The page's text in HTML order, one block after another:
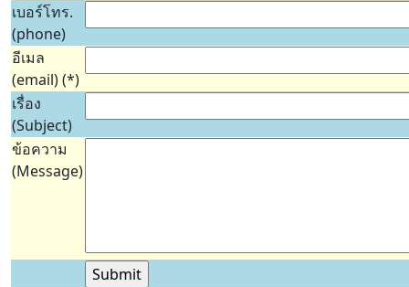
เบอร์โทร.
(phone)
อีเมล
(email) (*)
เรื่อง
(Subject)
ข้อความ
(Message)